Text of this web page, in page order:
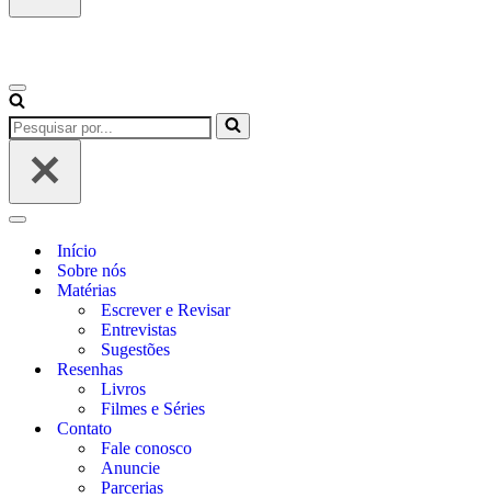
Início
Sobre nós
Matérias
Escrever e Revisar
Entrevistas
Sugestões
Resenhas
Livros
Filmes e Séries
Contato
Fale conosco
Anuncie
Parcerias